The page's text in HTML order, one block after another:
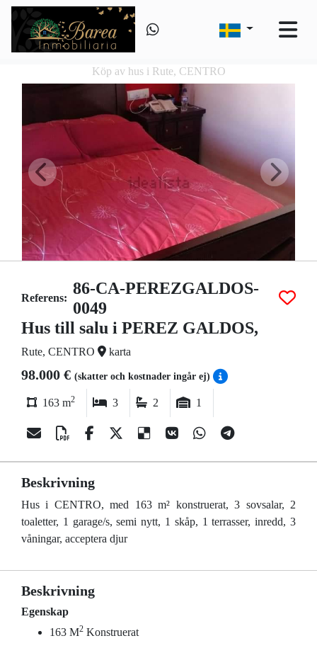
Köp av hus i Rute, CENTRO
Referens:
86-CA-PEREZGALDOS-
0049
Hus till salu i PEREZ GALDOS,
Rute, CENTRO karta
98.000 € (skatter och kostnader ingår ej)
163 m2 3 2 1
Beskrivning
Hus i CENTRO, med 163 m² konstruerat, 3 sovsalar, 2
toaletter, 1 garage/s, semi nytt, 1 skåp, 1 terrasser, inredd, 3
våningar, acceptera djur
Beskrivning
Egenskap
163 M2 Konstruerat